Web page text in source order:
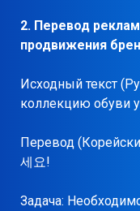
2. Перевод
продвижения
Исходный текст
коллекцию обуви
Перевод
세요!
Задача: